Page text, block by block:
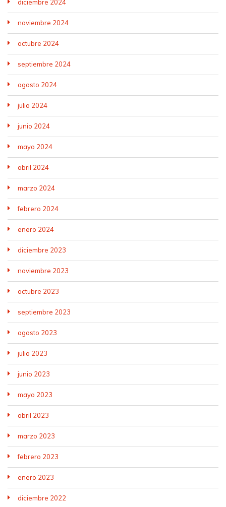
diciembre 2024
noviembre 2024
octubre 2024
septiembre 2024
agosto 2024
julio 2024
junio 2024
mayo 2024
abril 2024
marzo 2024
febrero 2024
enero 2024
diciembre 2023
noviembre 2023
octubre 2023
septiembre 2023
agosto 2023
julio 2023
junio 2023
mayo 2023
abril 2023
marzo 2023
febrero 2023
enero 2023
diciembre 2022